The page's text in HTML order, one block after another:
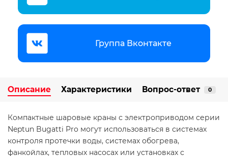
Группа Вконтакте
Описание Характеристики Вопрос-ответ 0
Компактные шаровые краны с электроприводом серии
Neptun Bugatti Pro могут использоваться в системах
контроля протечки воды, системах обогрева,
фанкойлах, тепловых насосах или установках с